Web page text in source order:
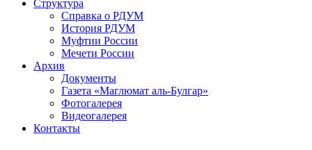
Структура
Справка о РДУМ
История РДУМ
Муфтии России
Мечети России
Архив
Документы
Газета «Маглюмат аль-Булгар»
Фотогалерея
Видеогалерея
Контакты